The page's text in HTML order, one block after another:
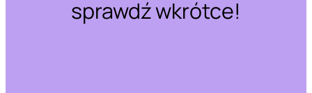
sprawdź wkrótce!